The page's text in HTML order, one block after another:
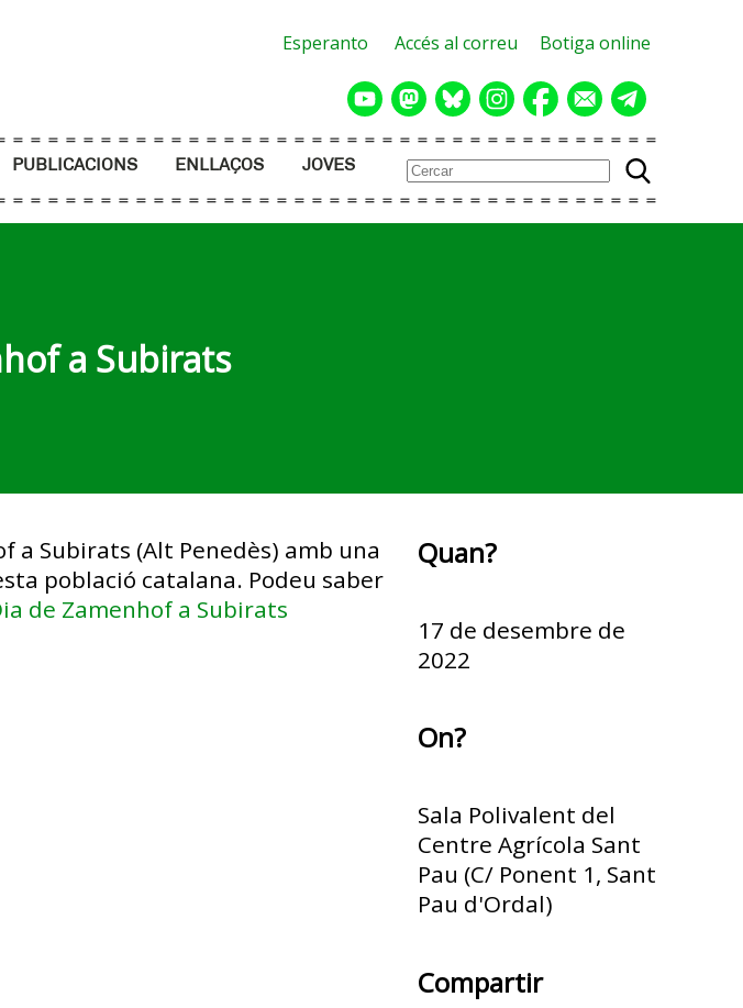
Esperanto Accés al correu Botiga online
PUBLICACIONS ENLLAÇOS JOVES
a Subirats
a Subirats (Alt Penedès) amb una
població catalana. Podeu saber
de Zamenhof a Subirats
Quan?
17 de desembre de
2022
On?
Sala Polivalent del
Centre Agrícola Sant
Pau (C/ Ponent 1, Sant
Pau d'Ordal)
Compartir